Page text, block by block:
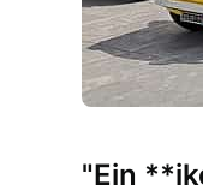
"Ein